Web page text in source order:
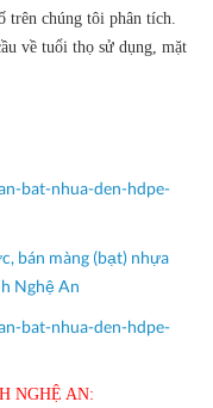
chúng tôi phân tích.
về tuổi thọ sử dụng, mặt
bat-nhua-den-hdpe-
bán màng (bạt) nhựa
Nghệ An
bat-nhua-den-hdpe-
NGHỆ AN: